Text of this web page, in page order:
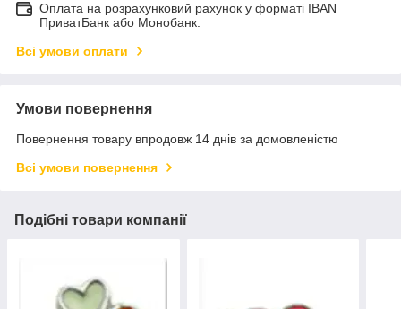
Оплата на розрахунковий рахунок у форматі IBAN
ПриватБанк або Монобанк.
Всі умови оплати
Умови повернення
Повернення товару впродовж 14 днів за домовленістю
Всі умови повернення
Подібні товари компанії